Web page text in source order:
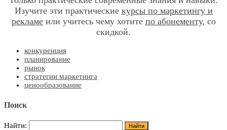
Изучите эти практические курсы по маркетингу и
рекламеили учитесь чему хотите по абонементу, со
скидкой.
конкуренция
планирование
рынок
стратегии маркетинга
ценообразование
Поиск
Найти: